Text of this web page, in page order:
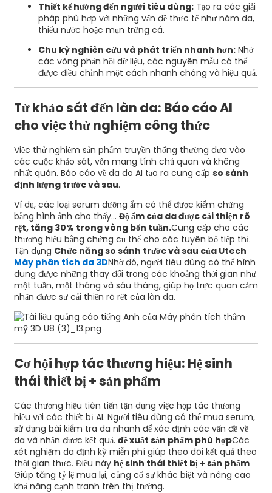
Thiết kế hướng đến người tiêu dùng:Tạo ra các giải
pháp phù hợp với những vấn đề thực tế như nám da,
thiếu nước hoặc mụn trứng cá.
Chu kỳ nghiên cứu và phát triển nhanh hơn:Nhờ
các vòng phản hồi dữ liệu, các nguyên mẫu có thể
được điều chỉnh một cách nhanh chóng và hiệu quả.
Từ khảo sát đến làn da: Báo cáo AI
cho việc thử nghiệm công thức
Việc thử nghiệm sản phẩm truyền thống thường dựa vào
các cuộc khảo sát, vốn mang tính chủ quan và không
nhất quán. Báo cáo về da do AI tạo ra cung cấp so sánh
định lượng trước và sau.
Ví dụ, các loại serum dưỡng ẩm có thể được kiểm chứng
bằng hình ảnh cho thấy... Độ ẩm của da được cải thiện rõ
rệt, tăng 30% trong vòng bốn tuần.Cung cấp cho các
thương hiệu bằng chứng cụ thể cho các tuyên bố tiếp thị.
Tận dụng Chức năng so sánh trước và sau của Utech
Máy phân tích da 3DNhờ đó, người tiêu dùng có thể hình
dung được những thay đổi trong các khoảng thời gian như
một tuần, một tháng và sáu tháng, giúp họ trực quan cảm
nhận được sự cải thiện rõ rệt của làn da.
Cơ hội hợp tác thương hiệu: Hệ sinh
thái thiết bị + sản ​​phẩm
Các thương hiệu tiên tiến tận dụng việc hợp tác thương
hiệu với các thiết bị AI. Người tiêu dùng có thể mua serum,
sử dụng bài kiểm tra da nhanh để xác định các vấn đề về
da và nhận được kết quả. đề xuất sản phẩm phù hợpCác
xét nghiệm da định kỳ miễn phí giúp theo dõi kết quả theo
thời gian thực. Điều này hệ sinh thái thiết bị + sản ​​phẩm
Giúp tăng tỷ lệ mua lại, củng cố sự khác biệt và nâng cao
khả năng cạnh tranh trên thị trường.